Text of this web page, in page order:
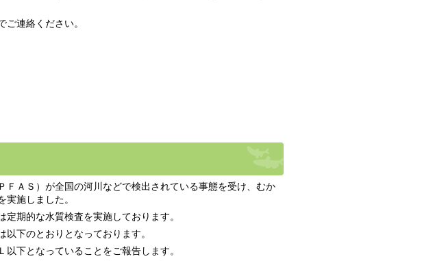
連絡ください。
ＡＳ）が全国の河川などで検出されている事態を受け、むか
施しました。
期的な水質検査を実施しております。
下のとおりとなっております。
下となっていることをご報告します。